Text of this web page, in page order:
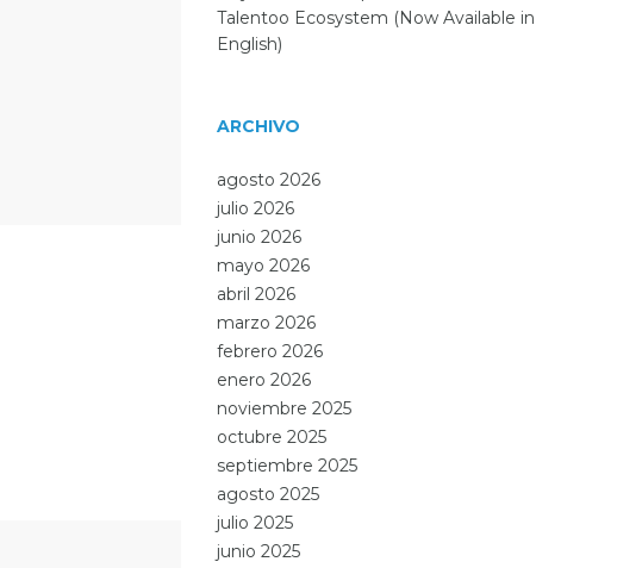
Talentoo Ecosystem (Now Available in
English)
ARCHIVO
agosto 2026
julio 2026
junio 2026
mayo 2026
abril 2026
marzo 2026
febrero 2026
enero 2026
noviembre 2025
octubre 2025
septiembre 2025
agosto 2025
julio 2025
junio 2025